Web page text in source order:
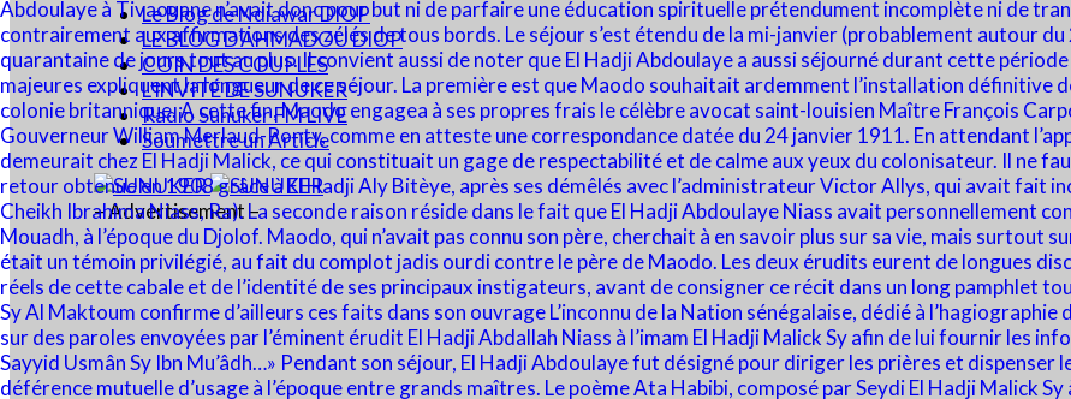
Le Blog de Ndiawar DIOP
LE BLOG D’AHMADOU DIOP
COIN DES COUPLES
L’INVITÉ DE SUNUKER
Radio Sunuker FM LIVE
Soumettre un Article
– Advertisement –